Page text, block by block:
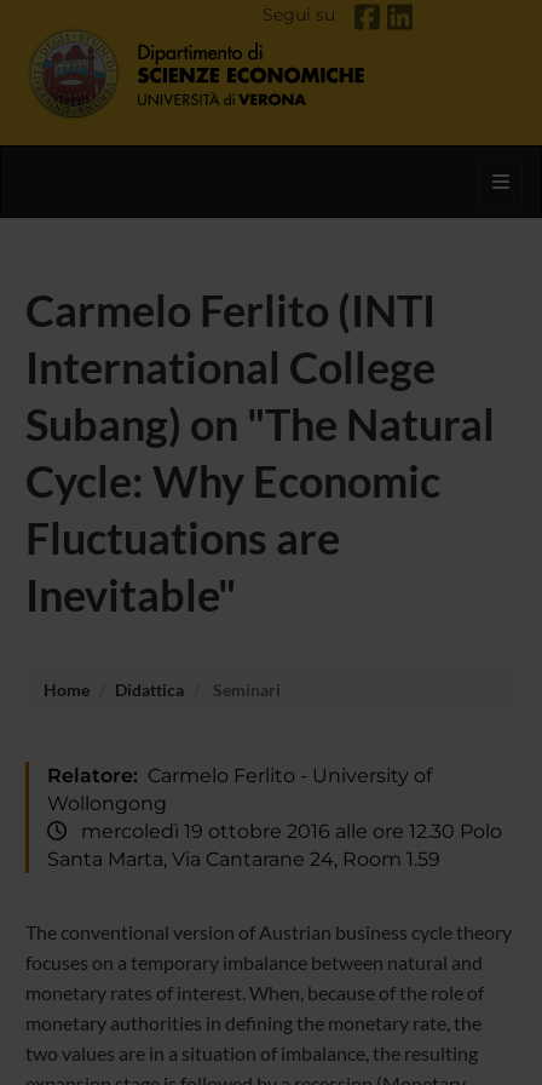
Segui su
Carmelo Ferlito (INTI
International College
Subang) on "The Natural
Cycle: Why Economic
Fluctuations are
Inevitable"
Home Didattica Seminari
Relatore: Carmelo Ferlito - University of
Wollongong
mercoledì 19 ottobre 2016 alle ore 12.30 Polo
Santa Marta, Via Cantarane 24, Room 1.59
The conventional version of Austrian business cycle theory
focuses on a temporary imbalance between natural and
monetary rates of interest. When, because of the role of
monetary authorities in defining the monetary rate, the
two values are in a situation of imbalance, the resulting